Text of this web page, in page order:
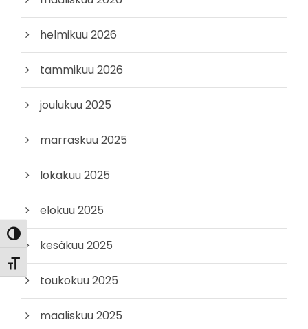
Toggle High Contrast
Toggle Font size
helmikuu 2026
tammikuu 2026
joulukuu 2025
marraskuu 2025
lokakuu 2025
elokuu 2025
kesäkuu 2025
toukokuu 2025
maaliskuu 2025